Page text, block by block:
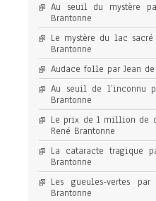
Au seuil du mystère
Brantonne
Le mystère du lac
Brantonne
Audace folle par Jean
Au seuil de l’inconnu
Brantonne
Le prix de 1 million de
René Brantonne
La cataracte tragique
Brantonne
Les gueules-vertes
Brantonne